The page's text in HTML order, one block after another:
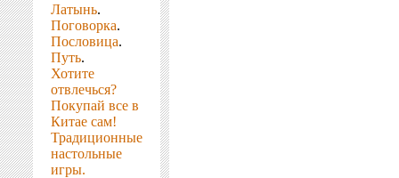
Латынь.
Поговорка.
Пословица.
Путь.
Хотите
отвлечься?
Покупай все в
Китае сам!
Традиционные
настольные
игры.